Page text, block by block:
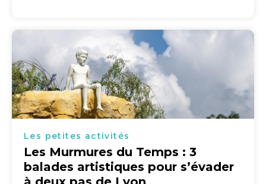
Les petites activités
Les Murmures du Temps : 3
balades artistiques pour s’évader